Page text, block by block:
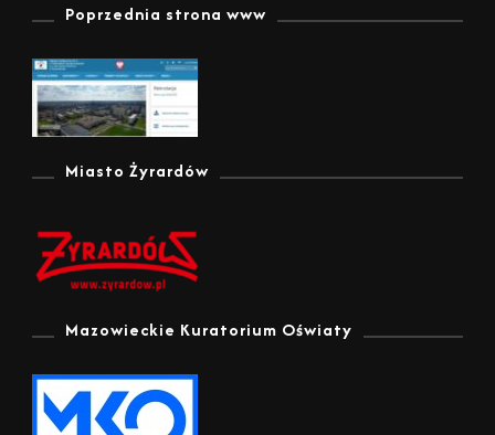
Poprzednia strona www
Miasto Żyrardów
Mazowieckie Kuratorium Oświaty